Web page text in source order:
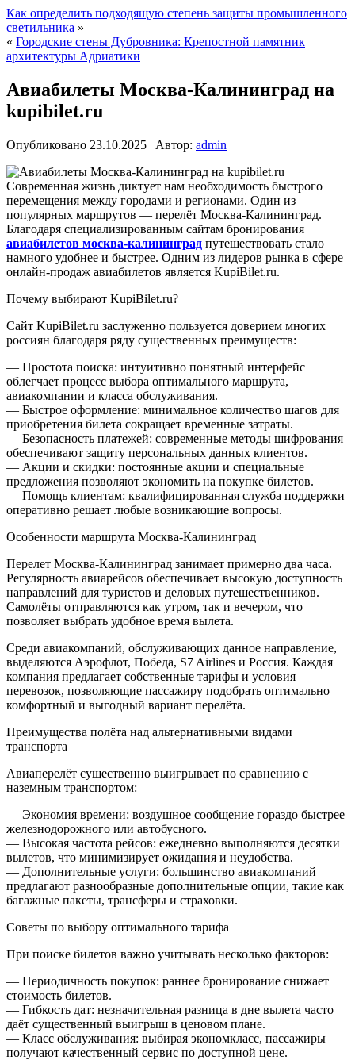
Как определить подходящую степень защиты промышленного
светильника »
« Городские стены Дубровника: Крепостной памятник
архитектуры Адриатики
Авиабилеты Москва-Калининград на
kupibilet.ru
Опубликовано 23.10.2025 | Автор: admin
Современная жизнь диктует нам необходимость быстрого
перемещения между городами и регионами. Один из
популярных маршрутов — перелёт Москва-Калининград.
Благодаря специализированным сайтам бронирования
авиабилетов москва-калининград путешествовать стало
намного удобнее и быстрее. Одним из лидеров рынка в сфере
онлайн-продаж авиабилетов является KupiBilet.ru.
Почему выбирают KupiBilet.ru?
Сайт KupiBilet.ru заслуженно пользуется доверием многих
россиян благодаря ряду существенных преимуществ:
— Простота поиска: интуитивно понятный интерфейс
облегчает процесс выбора оптимального маршрута,
авиакомпании и класса обслуживания.
— Быстрое оформление: минимальное количество шагов для
приобретения билета сокращает временные затраты.
— Безопасность платежей: современные методы шифрования
обеспечивают защиту персональных данных клиентов.
— Акции и скидки: постоянные акции и специальные
предложения позволяют экономить на покупке билетов.
— Помощь клиентам: квалифицированная служба поддержки
оперативно решает любые возникающие вопросы.
Особенности маршрута Москва-Калининград
Перелет Москва-Калининград занимает примерно два часа.
Регулярность авиарейсов обеспечивает высокую доступность
направлений для туристов и деловых путешественников.
Самолёты отправляются как утром, так и вечером, что
позволяет выбрать удобное время вылета.
Среди авиакомпаний, обслуживающих данное направление,
выделяются Аэрофлот, Победа, S7 Airlines и Россия. Каждая
компания предлагает собственные тарифы и условия
перевозок, позволяющие пассажиру подобрать оптимально
комфортный и выгодный вариант перелёта.
Преимущества полёта над альтернативными видами
транспорта
Авиаперелёт существенно выигрывает по сравнению с
наземным транспортом:
— Экономия времени: воздушное сообщение гораздо быстрее
железнодорожного или автобусного.
— Высокая частота рейсов: ежедневно выполняются десятки
вылетов, что минимизирует ожидания и неудобства.
— Дополнительные услуги: большинство авиакомпаний
предлагают разнообразные дополнительные опции, такие как
багажные пакеты, трансферы и страховки.
Советы по выбору оптимального тарифа
При поиске билетов важно учитывать несколько факторов:
— Периодичность покупок: раннее бронирование снижает
стоимость билетов.
— Гибкость дат: незначительная разница в дне вылета часто
даёт существенный выигрыш в ценовом плане.
— Класс обслуживания: выбирая экономкласс, пассажиры
получают качественный сервис по доступной цене.